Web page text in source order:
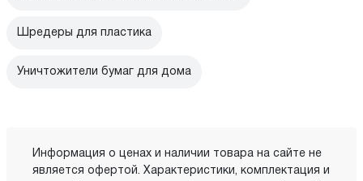
Шредеры для пластика
Уничтожители бумаг для дома
Информация о ценах и наличии товара на сайте не
является офертой. Характеристики, комплектация и